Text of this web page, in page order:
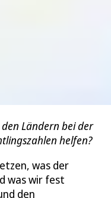
Ländern bei der
helfen?
was der
was wir fest
den